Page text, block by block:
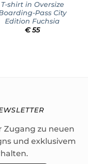
T-shirt in Oversize
Pass City
Edition Fuchsia
€55
Zugang zu neuen
und exklusivem